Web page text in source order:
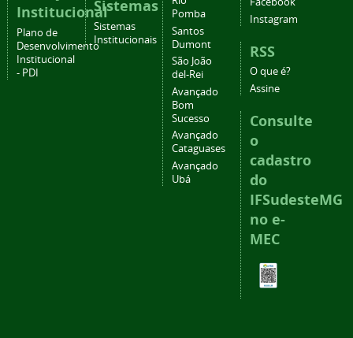
Institucional
Plano de
Desenvolvimento
Institucional
- PDI
Sistemas
Sistemas
Institucionais
Pomba
Santos
Dumont
São João
del-Rei
Avançado
Bom
Sucesso
Avançado
Cataguases
Avançado
Ubá
Instagram
RSS
O que é?
Assine
Consulte
o
cadastro
do
IFSudesteMG
no e-
MEC